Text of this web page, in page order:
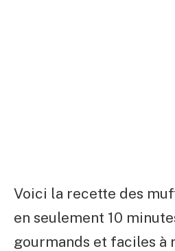
Voici la recette des
en seulement 10
gourmands et faciles à